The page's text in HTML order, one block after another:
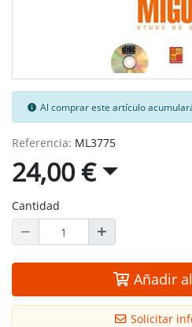
Al comprar este artículo
Referencia: ML3775
24,00 €
Cantidad
Añadir
Solicitar